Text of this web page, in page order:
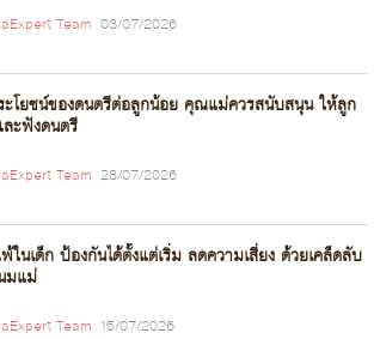
Team 03/07/2026
โยชน์ของดนตรีต่อลูกน้อย คุณแม่ควรสนับสนุน ให้ลูก
ละฟังดนตรี
Team 28/07/2026
ในเด็ก ป้องกันได้ตั้งแต่เริ่ม ลดความเสี่ยง ด้วยเคล็ดลับ
มแม่
Team 15/07/2026